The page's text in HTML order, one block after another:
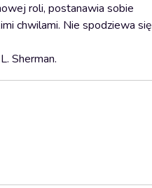
roli, postanawia sobie
chwilami. Nie spodziewa się
Sherman.